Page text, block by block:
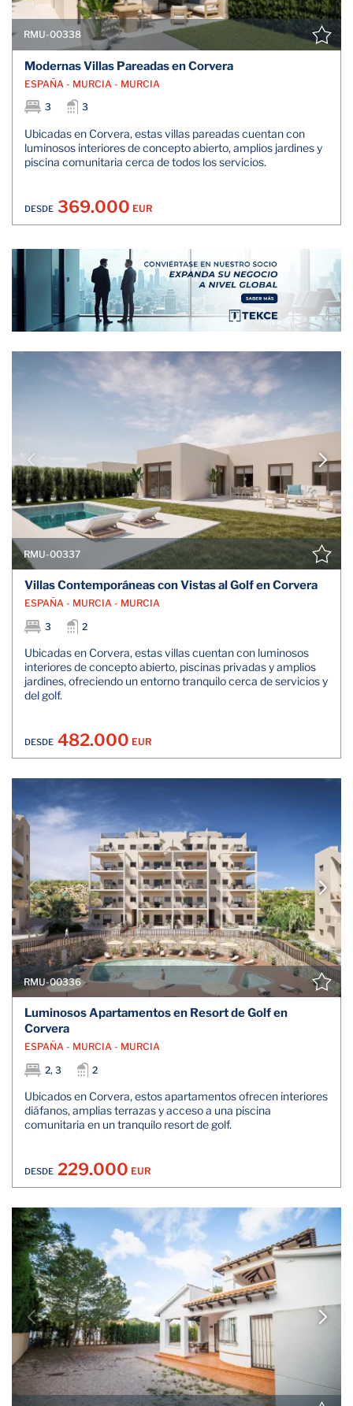
RMU-00338
Modernas Villas Pareadas en Corvera
ESPAÑA - MURCIA - MURCIA
3
3
Ubicadas en Corvera, estas villas pareadas cuentan con
luminosos interiores de concepto abierto, amplios jardines y
piscina comunitaria cerca de todos los servicios.
DESDE 369.000 EUR
RMU-00337
Villas Contemporáneas con Vistas al Golf en Corvera
ESPAÑA - MURCIA - MURCIA
3
2
Ubicadas en Corvera, estas villas cuentan con luminosos
interiores de concepto abierto, piscinas privadas y amplios
jardines, ofreciendo un entorno tranquilo cerca de servicios y
del golf.
DESDE 482.000 EUR
RMU-00336
Luminosos Apartamentos en Resort de Golf en
Corvera
ESPAÑA - MURCIA - MURCIA
2, 3
2
Ubicados en Corvera, estos apartamentos ofrecen interiores
diáfanos, amplias terrazas y acceso a una piscina
comunitaria en un tranquilo resort de golf.
DESDE 229.000 EUR